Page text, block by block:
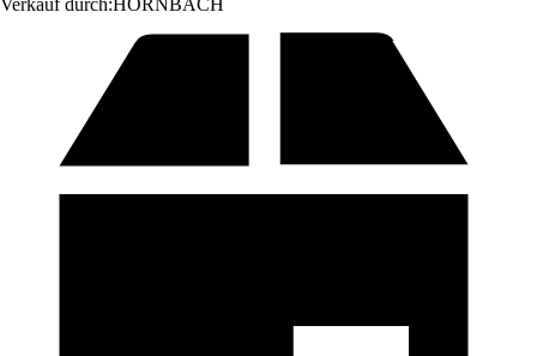
Verkauf durch:HORNBACH